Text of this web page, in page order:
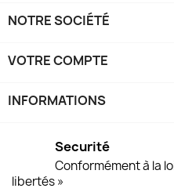
NOTRE SOCIÉTÉ
VOTRE COMPTE
INFORMATIONS
Securité
Conformément à la
libertés »